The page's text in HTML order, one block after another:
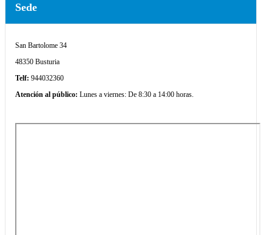
Sede
San Bartolome 34
48350 Busturia
Telf: 944032360
Atención al público: Lunes a viernes: De 8:30 a 14:00 horas.